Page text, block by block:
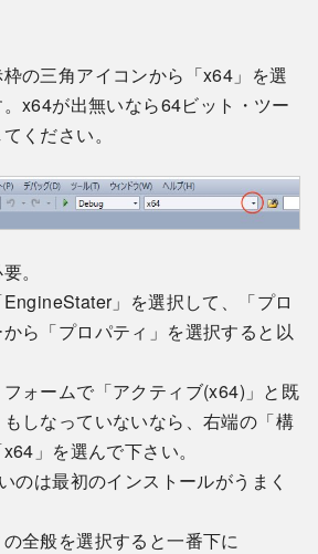
の三角アイコンから「x64」を選
x64が出無いなら64ビット・ツー
ください。
。
」を選択して、「プロ
ら「プロパティ」を選択すると以
ォームで「アクティブ(x64)」と既
しなっていないなら、右端の「構
」を選んで下さい。
のは最初のインストールがうまく
全般を選択すると一番下に